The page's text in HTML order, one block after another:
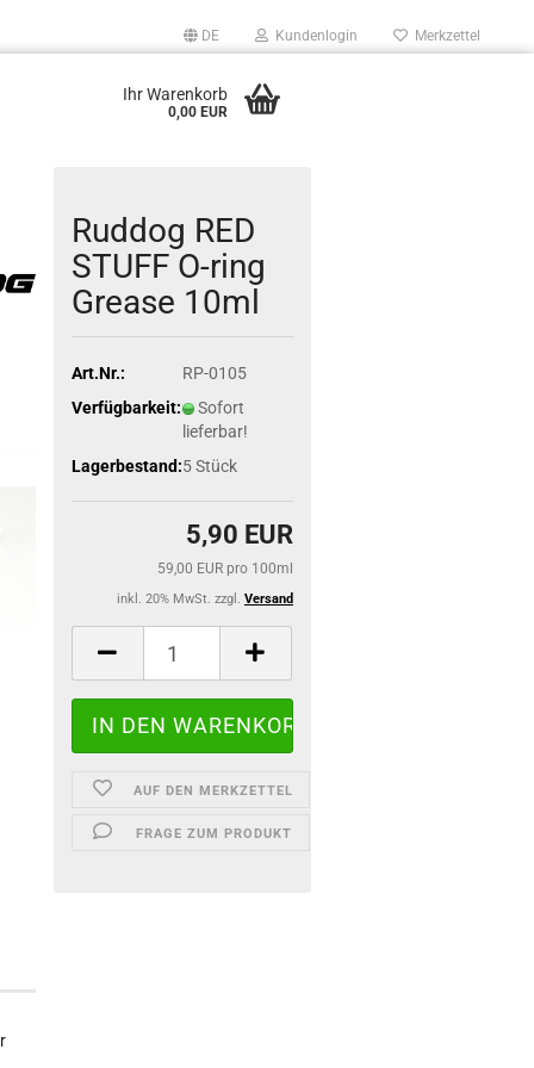
DE Kundenlogin Merkzettel
Ihr Warenkorb
0,00 EUR
Ruddog RED
STUFF O-ring
Grease 10ml
Art.Nr.:
RP-0105
Verfügbarkeit:
Sofort
lieferbar!
Lagerbestand:5Stück
5,90 EUR
59,00 EUR pro 100ml
inkl. 20% MwSt. zzgl. Versand
AUF DEN MERKZETTEL
FRAGE ZUM PRODUKT